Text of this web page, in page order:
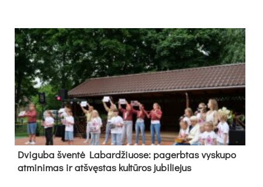
Dvi­gu­ba šven­tė La­bar­džiuo­se: pa­gerb­tas vys­ku­po
at­mi­ni­mas ir at­švęs­tas kul­tū­ros ju­bi­lie­jus